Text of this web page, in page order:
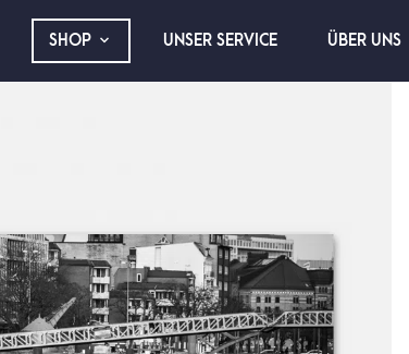
SHOP UNSER SERVICE ÜBER UNS